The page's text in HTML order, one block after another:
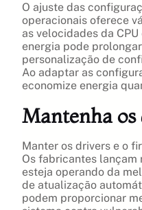
O ajuste das
operacionais oferece
as velocidades da
energia pode
personalização de
Ao adaptar as
economize energia
Mantenha
Manter os drivers e o
Os fabricantes lançam
esteja operando da
de atualização
podem proporcionar